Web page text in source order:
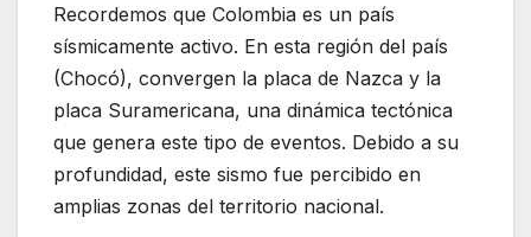
​Recordemos que Colombia es un país
sísmicamente activo. En esta región del país
(Chocó), convergen la placa de Nazca y la
placa Suramericana, una dinámica tectónica
que genera este tipo de eventos. Debido a su
profundidad, este sismo fue percibido en
amplias zonas del territorio nacional.